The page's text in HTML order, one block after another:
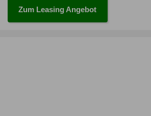
Zum Leasing Angebot